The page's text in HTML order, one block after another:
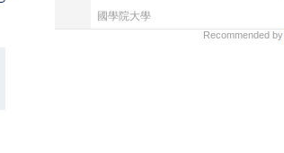
國學院大學
Recommended by